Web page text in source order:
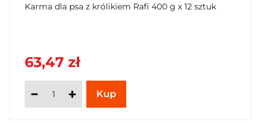
Karma dla psa z królikiem Rafi 400 g x 12 sztuk
63,47 zł